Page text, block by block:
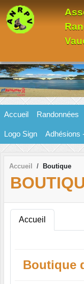
Accueil Randonnées
Logo Sign Adhésions
Accueil Boutique
Accueil
Boutique
Panneau de gestion